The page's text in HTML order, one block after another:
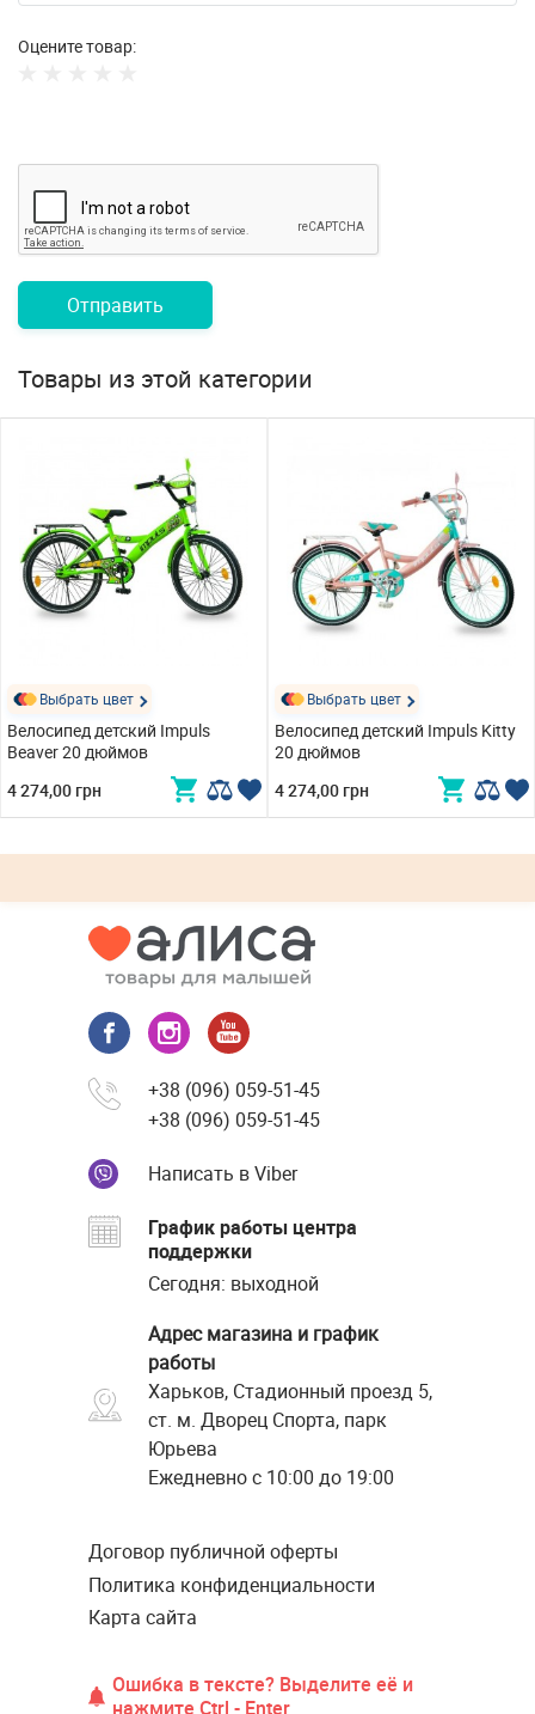
Оцените товар:
Отправить
Товары из этой категории
Выбрать цвет
Велосипед детский Impuls
Beaver 20 дюймов
4 274,00 грн
Выбрать цвет
Велосипед детский Impuls Kitty
20 дюймов
4 274,00 грн
+38 (096) 059-51-45
+38 (096) 059-51-45
Написать в Viber
График работы центра
поддержки
Сегодня: выходной
Адрес магазина и график
работы
Харьков, Стадионный проезд 5,
ст. м. Дворец Спорта, парк
Юрьева
Ежедневно с 10:00 до 19:00
Договор публичной оферты
Политика конфиденциальности
Карта сайта
Ошибка в тексте? Выделите её и
нажмите Ctrl - Enter